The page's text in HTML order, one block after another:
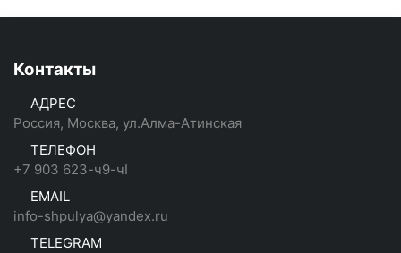
Контакты
АДРЕС
Россия, Москва, ул.Алма-Атинская
ТЕЛЕФОН
+7 903 623-ч9-чI
EMAIL
info-shpulya@yandex.ru
TELEGRAM